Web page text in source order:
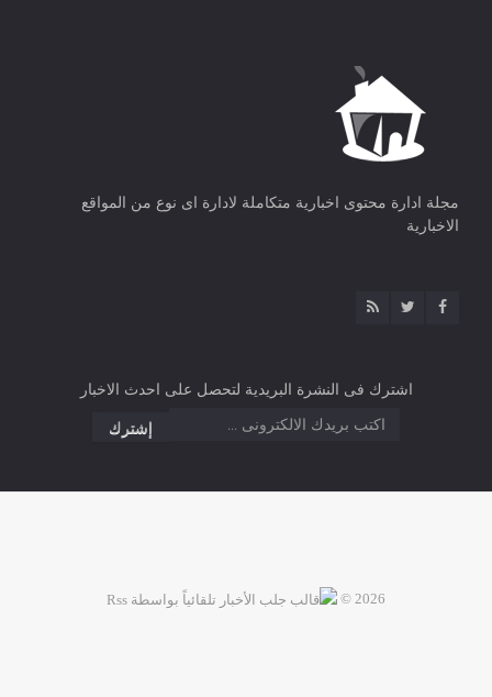
مجلة ادارة محتوى اخبارية متكاملة لادارة اى نوع من المواقع
الاخبارية
اشترك فى النشرة البريدية لتحصل على احدث الاخبار
2026 ©